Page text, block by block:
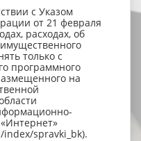
с Указом
от 21 февраля
расходах, об
только с
программного
на
spravki_bk).